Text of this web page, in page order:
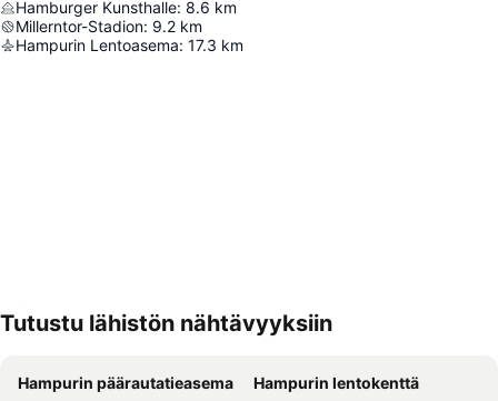
Hamburger Kunsthalle: 8.6 km
Millerntor-Stadion: 9.2 km
Hampurin Lentoasema: 17.3 km
Tutustu lähistön nähtävyyksiin
Hampurin päärautatieasema
Hampurin lentokenttä